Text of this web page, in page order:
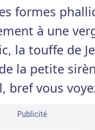
formes
à une
la touffe de
la petite
bref vous
Publicité